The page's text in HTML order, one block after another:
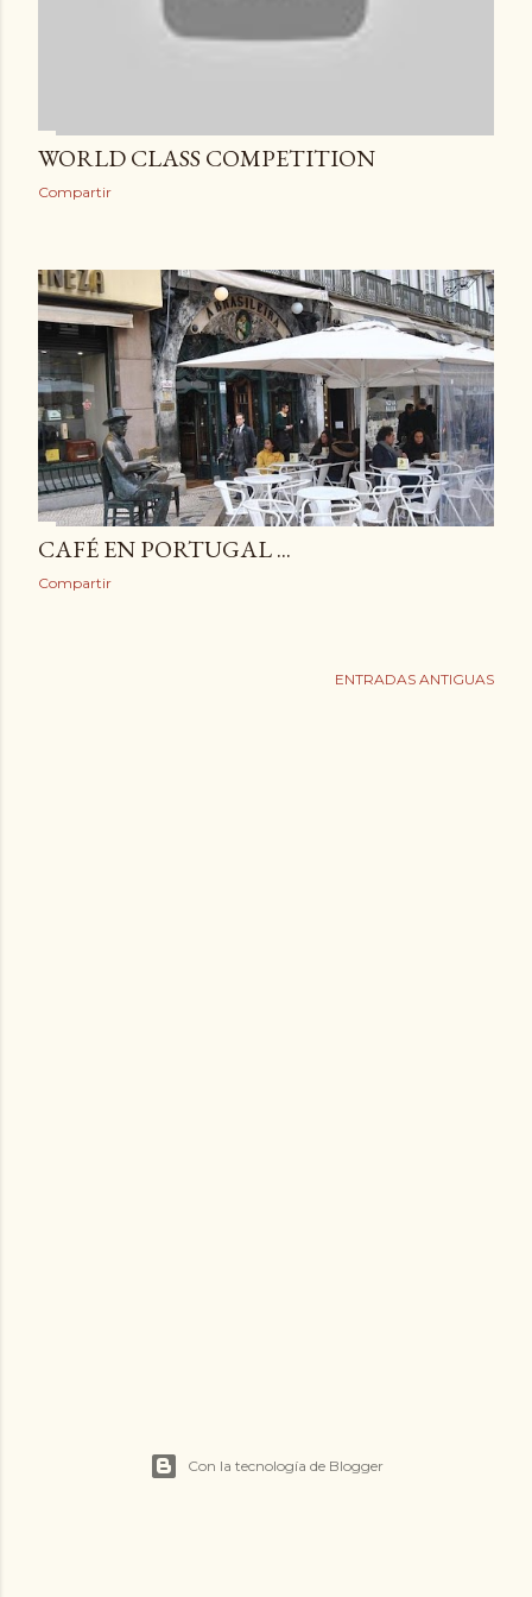
WORLD CLASS COMPETITION
Compartir
CAFÉ EN PORTUGAL ...
Compartir
ENTRADAS ANTIGUAS
Con la tecnología de Blogger